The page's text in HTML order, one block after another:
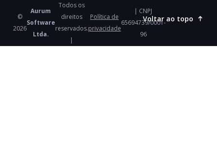
©
2026
Aurum
Software
Ltda.
Todos os
direitos
reservados.
|
Política de
privacidade
| CNPJ
65694739/0001-
96
Voltar ao topo